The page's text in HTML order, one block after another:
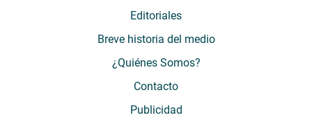
Editoriales
Breve historia del medio
¿Quiénes Somos?
Contacto
Publicidad